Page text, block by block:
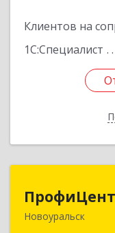
Клиентов на
1С:Специалист
Новоуральск
624133,